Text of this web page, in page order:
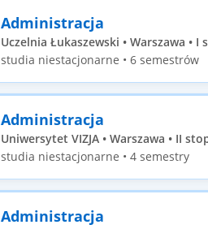
Administracja
Uczelnia Łukaszewski • Warszawa • I
studia niestacjonarne • 6 semestrów
Administracja
Uniwersytet VIZJA • Warszawa • II
studia niestacjonarne • 4 semestry
Administracja